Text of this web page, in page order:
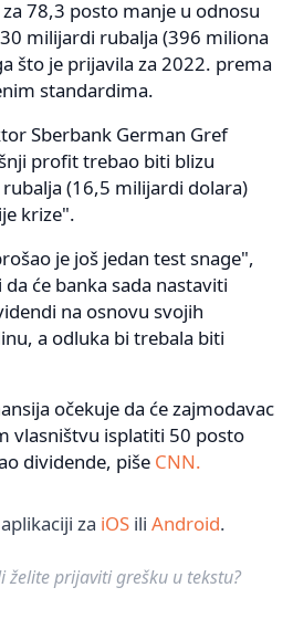
78,3 posto manje u odnosu
milijardi rubalja (396 miliona
što je prijavila za 2022. prema
standardima.
Sberbank German Gref
profit trebao biti blizu
(16,5 milijardi dolara)
krize".
je još jedan test snage",
će banka sada nastaviti
na osnovu svojih
a odluka bi trebala biti
očekuje da će zajmodavac
vlasništvu isplatiti 50 posto
dividende, piše CNN.
za iOS ili Android.
želite prijaviti grešku u tekstu?